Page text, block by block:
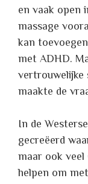
en vaak open
massage
kan
met ADHD.
vertrouwelijke
maakte de
In de
gecreëerd
maar ook veel
helpen om